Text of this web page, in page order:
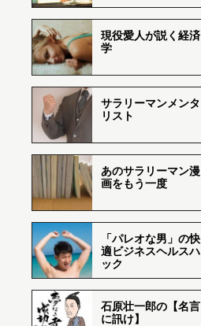
現役愛人が説く経済
学
サラリーマンメンタ
リスト
あのサラリーマン漫
画をもう一度
「パレオな男」の快
適ビジネスヘルスハ
ック
石原壮一郎の【名言
に訊け】